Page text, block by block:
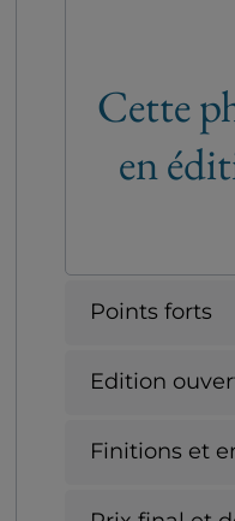
Cette
en
Points forts
Edition
Finitions et